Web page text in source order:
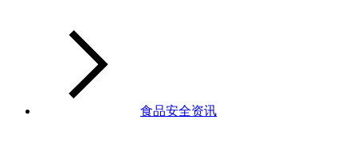
食品安全资讯